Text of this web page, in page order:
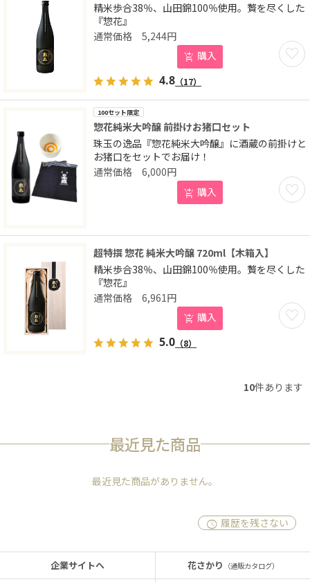
精米歩合38％、山田錦100％使用。贅を尽くした
『惣花』
お気
5,244円
購入
4.8 （17）
100セット限定
惣花純米大吟醸 前掛けお猪口セット
珠玉の逸品『惣花純米大吟醸』に酒蔵の前掛けと
お猪口をセットでお届け！
お気
6,000円
購入
超特撰 惣花 純米大吟醸 720ml【木箱入】
精米歩合38％、山田錦100％使用。贅を尽くした
『惣花』
お気
6,961円
購入
5.0 （8）
10件あります
最近見た商品
最近見た商品がありません。
履歴を残さない
企業サイトへ 花さかり （通販カタログ）